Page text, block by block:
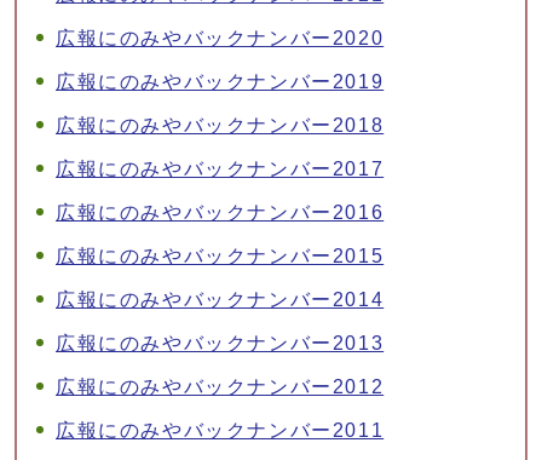
広報にのみやバックナンバー2020
広報にのみやバックナンバー2019
広報にのみやバックナンバー2018
広報にのみやバックナンバー2017
広報にのみやバックナンバー2016
広報にのみやバックナンバー2015
広報にのみやバックナンバー2014
広報にのみやバックナンバー2013
広報にのみやバックナンバー2012
広報にのみやバックナンバー2011